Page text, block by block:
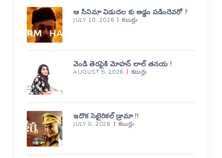
ఆ సినిమా విడుదల కు అడ్డం పడిందెవరో ?
JULY 10, 2026 కబుర్లు
వెండి తెరపైకి మోహన్ లాల్ తనయ !
AUGUST 5, 2026 కబుర్లు
ఇదొక సెటైరికల్ డ్రామా !!
JULY 8, 2026 కబుర్లు